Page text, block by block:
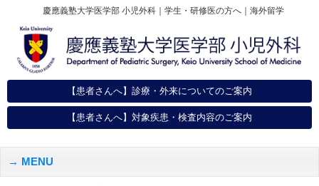
慶應義塾大学医学部 小児外科｜学生・研修医の方へ｜海外留学
【患者さんへ】診療・外来についてのご案内
【患者さんへ】対象疾患・検査内容のご案内
MENU